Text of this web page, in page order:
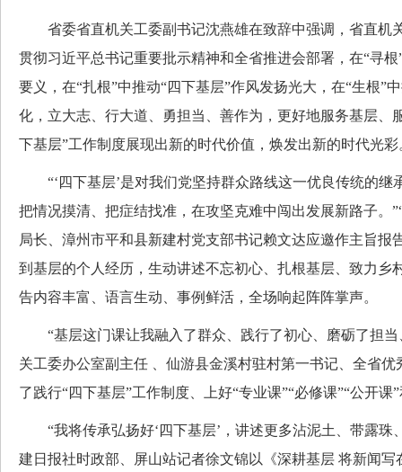
省委省直机关工委副书记沈燕雄在致辞中强调，省直机
贯彻习近平总书记重要批示精神和全省推进会部署，在“寻
要义，在“扎根”中推动“四下基层”作风发扬光大，在“生根”
化，立大志、行大道、勇担当、善作为，更好地服务基层、
下基层”工作制度展现出新的时代价值，焕发出新的时代光彩
“‘四下基层’是对我们党坚持群众路线这一优良传统的继
把情况摸清、把症结找准，在攻坚克难中闯出发展新路子。
局长、漳州市平和县新建村党支部书记赖文达应邀作主旨报
到基层的个人经历，生动讲述不忘初心、扎根基层、致力乡
告内容丰富、语言生动、事例鲜活，全场响起阵阵掌声。
“基层这门课让我融入了群众、践行了初心、磨砺了担当
关工委办公室副主任 、仙游县金溪村驻村第一书记、全省
了践行“四下基层”工作制度、上好“专业课”“必修课”“公开课
“我将传承弘扬好‘四下基层’，讲述更多沾泥土、带露珠
建日报社时政部、屏山站记者徐文锦以《深耕基层 将新闻写